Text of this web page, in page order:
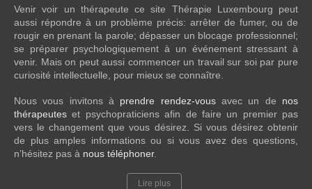
Venir voir un thérapeute ce site Thérapie Luxembourg peut
aussi répondre à un problème précis: arrêter de fumer, ou de
rougir en prenant la parole; dépasser un blocage professionnel;
se préparer psychologiquement à un événement stressant à
venir. Mais on peut aussi commencer un travail sur soi par pure
curiosité intellectuelle, pour mieux se connaître.
Nous vous invitons à prendre rendez-vousavec un de nos
thérapeuteset psychopraticiens afin de faire un premier pas
vers le changement que vous désirez. Si vous désirez obtenir
de plus amples informations ou si vous avez des questions,
n’hésitez pas à nous téléphoner.
Lire plus